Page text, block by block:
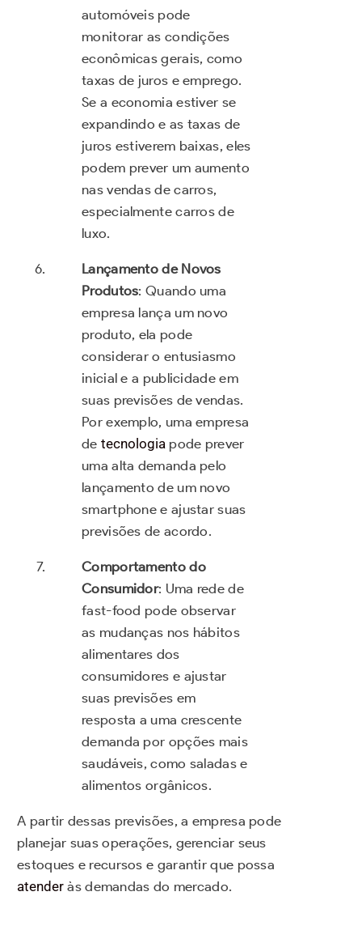
automóveis pode
monitorar as condições
econômicas gerais, como
taxas de juros e emprego.
Se a economia estiver se
expandindo e as taxas de
juros estiverem baixas, eles
podem prever um aumento
nas vendas de carros,
especialmente carros de
luxo.
Lançamento de Novos
Produtos: Quando uma
empresa lança um novo
produto, ela pode
considerar o entusiasmo
inicial e a publicidade em
suas previsões de vendas.
Por exemplo, uma empresa
de tecnologia pode prever
uma alta demanda pelo
lançamento de um novo
smartphone e ajustar suas
previsões de acordo.
Comportamento do
Consumidor: Uma rede de
fast-food pode observar
as mudanças nos hábitos
alimentares dos
consumidores e ajustar
suas previsões em
resposta a uma crescente
demanda por opções mais
saudáveis, como saladas e
alimentos orgânicos.
A partir dessas previsões, a empresa pode
planejar suas operações, gerenciar seus
estoques e recursos e garantir que possa
atender às demandas do mercado.